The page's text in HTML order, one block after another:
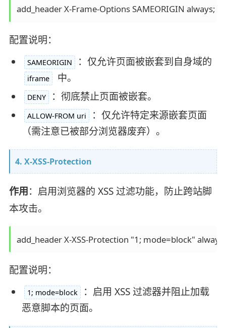
add_header X-Frame-Options SAMEORIGIN always;
配置说明：
SAMEORIGIN ：仅允许页面被嵌套到自身域的
iframe 中。
DENY ：彻底禁止页面被嵌套。
ALLOW-FROM uri
：仅允许特定来源嵌套页面
（需注意已被部分浏览器废弃）。
4. X-XSS-Protection
作用：启用浏览器的 XSS 过滤功能，防止跨站脚
本攻击。
配置说明：
1; mode=block
：启用 XSS 过滤器并阻止加载
恶意脚本的页面。